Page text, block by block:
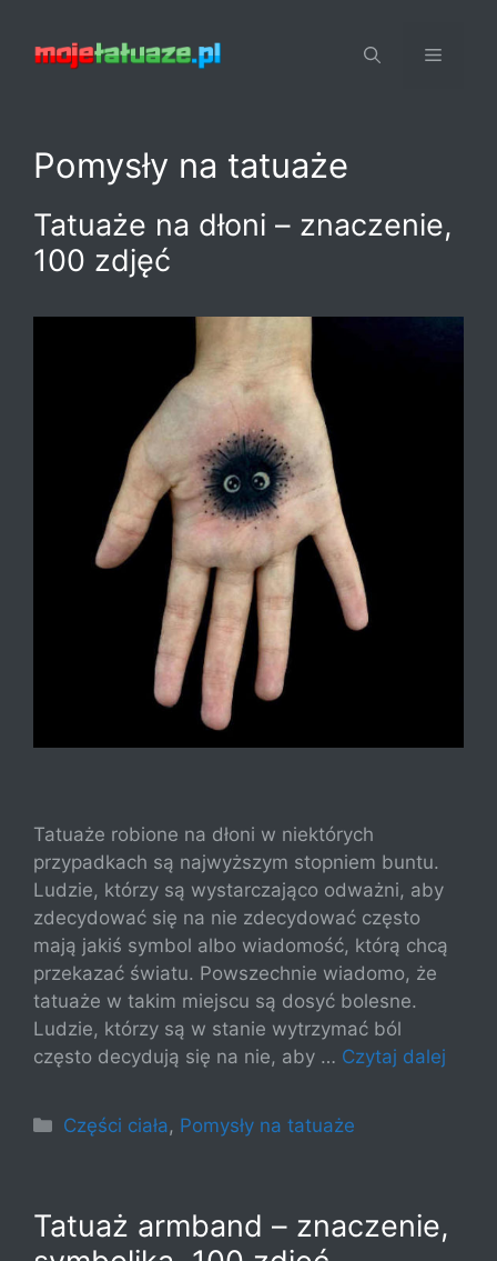
treści
Menu
Pomysły na tatuaże
Tatuaże na dłoni – znaczenie,
100 zdjęć
Tatuaże robione na dłoni w niektórych
przypadkach są najwyższym stopniem buntu.
Ludzie, którzy są wystarczająco odważni, aby
zdecydować się na nie zdecydować często
mają jakiś symbol albo wiadomość, którą chcą
przekazać światu. Powszechnie wiadomo, że
tatuaże w takim miejscu są dosyć bolesne.
Ludzie, którzy są w stanie wytrzymać ból
często decydują się na nie, aby … Czytaj dalej
Kategorie
Części ciała, Pomysły na tatuaże
Tatuaż armband – znaczenie,